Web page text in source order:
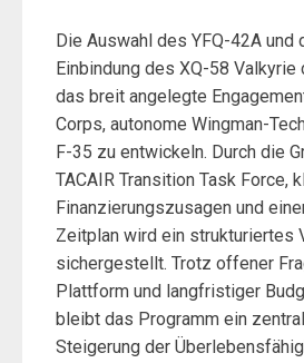
Die Auswahl des YFQ-42A
Einbindung des XQ-58
das breit angelegte
Corps, autonome Wingman-
F-35 zu entwickeln. Durch die
TACAIR Transition Task Force,
Finanzierungszusagen und
Zeitplan wird ein strukturiertes
sichergestellt. Trotz offener
Plattform und langfristiger
bleibt das Programm ein
Steigerung der